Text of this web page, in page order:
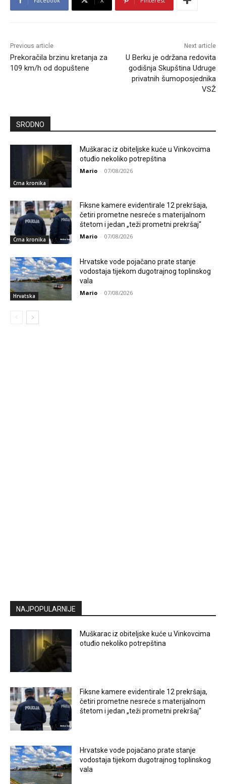
Previous article
Prekoračila brzinu kretanja za
109 km/h od dopuštene
Next article
U Berku je održana redovita
godišnja Skupština Udruge
privatnih šumoposjednika
VSŽ
SRODNO
Crna kronika
Muškarac iz obiteljske kuće u Vinkovcima
otuđio nekoliko potrepština
Mario - 07/08/2026
Crna kronika
Fiksne kamere evidentirale 12 prekršaja,
četiri prometne nesreće s materijalnom
štetom i jedan „teži prometni prekršaj“
Mario - 07/08/2026
Hrvatska
Hrvatske vode pojačano prate stanje
vodostaja tijekom dugotrajnog toplinskog
vala
Mario - 07/08/2026
NAJPOPULARNIJE
Muškarac iz obiteljske kuće u Vinkovcima
otuđio nekoliko potrepština
Fiksne kamere evidentirale 12 prekršaja,
četiri prometne nesreće s materijalnom
štetom i jedan „teži prometni prekršaj“
Hrvatske vode pojačano prate stanje
vodostaja tijekom dugotrajnog toplinskog
vala